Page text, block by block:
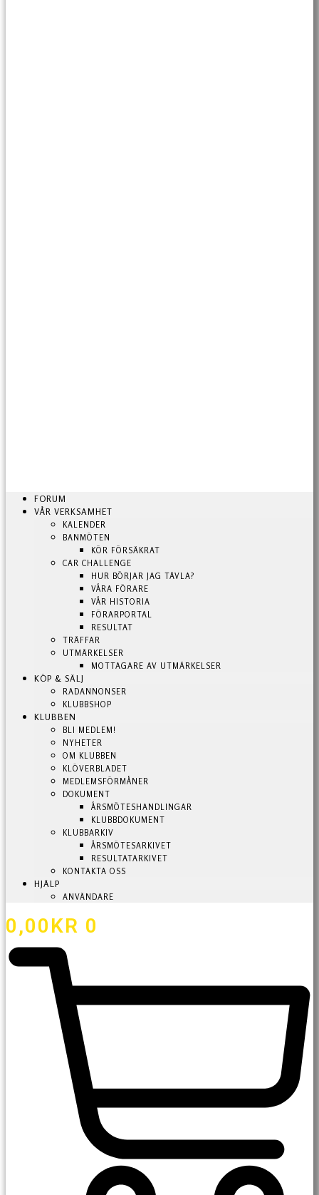
FORUM
VÅR VERKSAMHET
KALENDER
BANMÖTEN
KÖR FÖRSÄKRAT
CAR CHALLENGE
HUR BÖRJAR JAG TÄVLA?
VÅRA FÖRARE
VÅR HISTORIA
FÖRARPORTAL
RESULTAT
TRÄFFAR
UTMÄRKELSER
MOTTAGARE AV UTMÄRKELSER
KÖP & SÄLJ
RADANNONSER
KLUBBSHOP
KLUBBEN
BLI MEDLEM!
NYHETER
OM KLUBBEN
KLÖVERBLADET
MEDLEMSFÖRMÅNER
DOKUMENT
ÅRSMÖTESHANDLINGAR
KLUBBDOKUMENT
KLUBBARKIV
ÅRSMÖTESARKIVET
RESULTATARKIVET
KONTAKTA OSS
HJÄLP
ANVÄNDARE
0,00KR 0